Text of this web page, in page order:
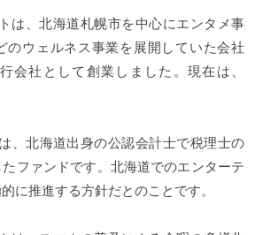
は、北海道札幌市を中心にエンタメ事
のウェルネス事業を展開していた会社
会社として創業しました。現在は、
、北海道出身の公認会計士で税理士の
ファンドです。北海道でのエンターテ
に推進する方針だとのことです。